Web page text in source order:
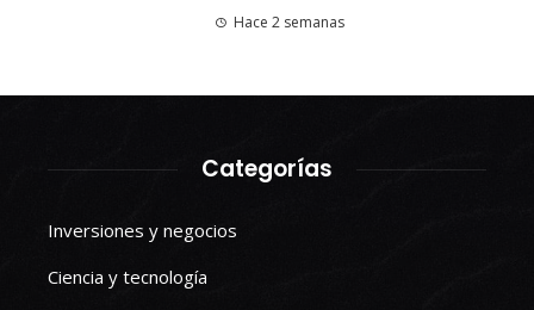
Hace 2 semanas
Categorías
Inversiones y negocios
Ciencia y tecnología